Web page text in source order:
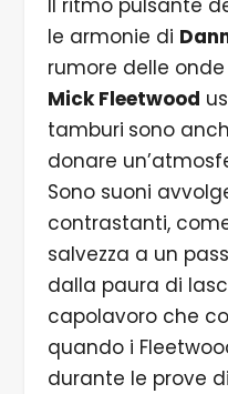
Il ritmo pulsante
le armonie di
rumore delle
Mick Fleetwood
tamburi sono
donare
Sono suoni
contrastanti,
salvezza a un
dalla paura di
capolavoro che
quando i
durante le prove